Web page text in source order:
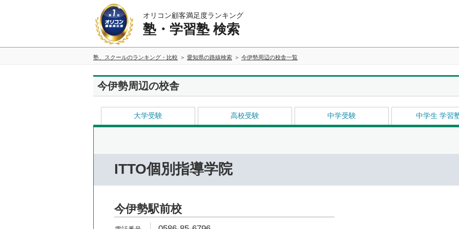
オリコン顧客満足度ランキング
塾・学習塾 検索
塾、スクールのランキング・比較 愛知県の路線検索 今伊勢周辺の校舎一覧
今伊勢周辺の校舎
大学受験 高校受験 中学受験 中学生 学習
ITTO個別指導学院
今伊勢駅前校